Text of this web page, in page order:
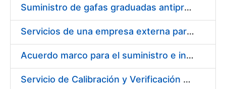
Suministro de gafas graduadas antiproyecciones para los trabajadores de la FNMT-RCM en los centros de trabajo de Madrid y Burgos
Servicios de una empresa externa para el asesoramiento y resolución de los recursos de alzada que se presentan relacionados con procesos de selección para la FNMT-RCM
Acuerdo marco para el suministro e instalación de persianas, estores y otros complementos
Servicio de Calibración y Verificación Externa de los Equipos de Medición del Servicio de Prevención de la FNMT-RCM